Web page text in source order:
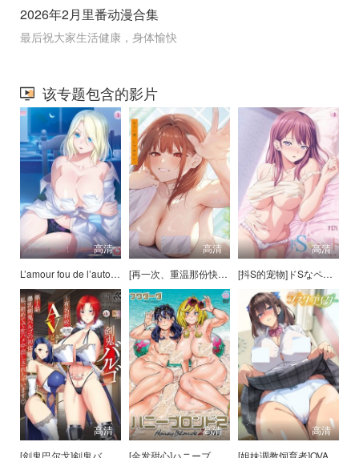
2026年2月里番动漫合集
最后祝大家生活健康，身体愉快
该专题包含的影片
高清
L’amour fou de l’automate ～微かな息吹～ [中文字幕]
高清
[再一次、重温那份快感]もう一度、してみたい。
高清
[抖S的宠物]ドSなペット ～イジワルな躾け～
高清
高清
高清